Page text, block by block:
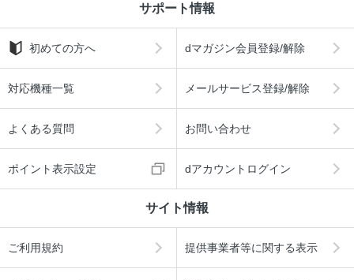
サポート情報
初めての方へ dマガジン会員登録/解除
対応機種一覧 メールサービス登録/解除
よくある質問 お問い合わせ
ポイント表示設定 dアカウントログイン
サイト情報
ご利用規約 提供事業者等に関する表示